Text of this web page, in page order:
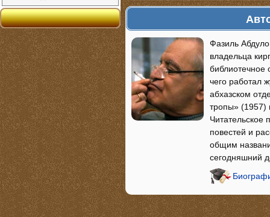
Фазиль
владельца
библиотечное
чего работал
абхазском
тропы» (1957)
Читательское
повестей и
общим
сегодняшний